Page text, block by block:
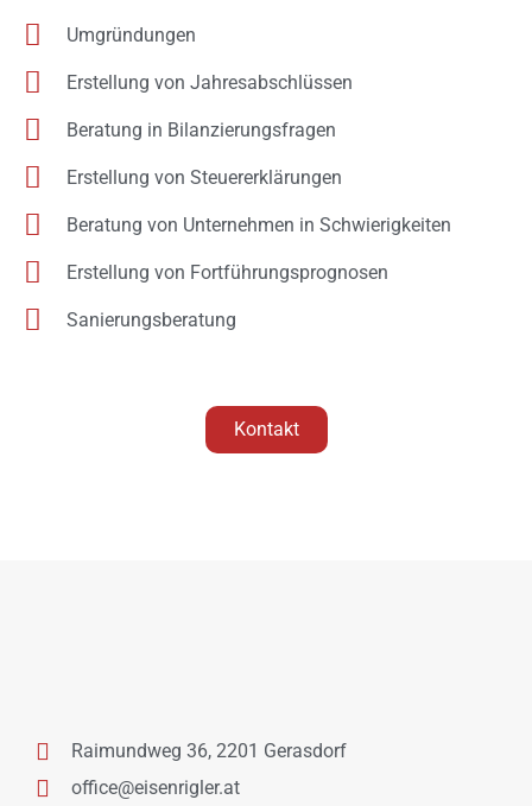
Umgründungen
Erstellung von Jahresabschlüssen
Beratung in Bilanzierungsfragen
Erstellung von Steuererklärungen
Beratung von Unternehmen in Schwierigkeiten
Erstellung von Fortführungsprognosen
Sanierungsberatung
Kontakt
Raimundweg 36, 2201 Gerasdorf
office@eisenrigler.at